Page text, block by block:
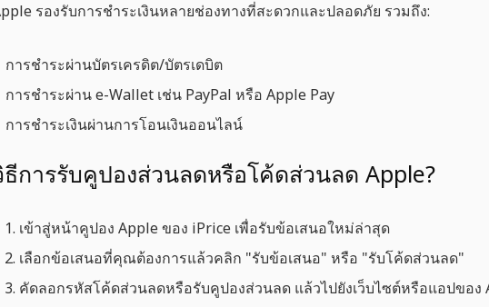
รองรับการชำระเงินหลายช่องทางที่สะดวกและปลอดภัย รวมถึง:
การชำระผ่านบัตรเครดิต/บัตรเดบิต
การชำระผ่าน e-Wallet เช่น PayPal หรือ Apple Pay
การชำระเงินผ่านการโอนเงินออนไลน์
การรับคูปองส่วนลดหรือโค้ดส่วนลด Apple?
เข้าสู่หน้าคูปอง Apple ของ iPrice เพื่อรับข้อเสนอใหม่ล่าสุด
เลือกข้อเสนอที่คุณต้องการแล้วคลิก "รับข้อเสนอ" หรือ "รับโค้ดส่วนลด"
คัดลอกรหัสโค้ดส่วนลดหรือรับคูปองส่วนลด แล้วไปยังเว็บไซต์หรือแอปของ